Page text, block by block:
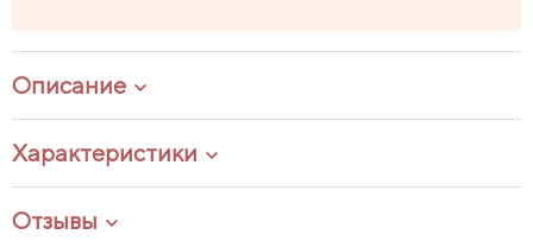
Описание
Характеристики
Отзывы